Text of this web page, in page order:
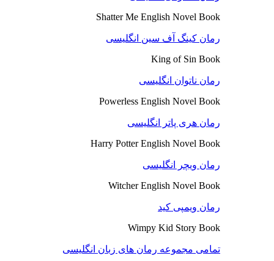
Shatter Me English Novel Book
رمان کینگ آف سین انگلیسی
King of Sin Book
رمان ناتوان انگلیسی
Powerless English Novel Book
رمان هری پاتر انگلیسی
Harry Potter English Novel Book
رمان ویچر انگلیسی
Witcher English Novel Book
رمان ویمپی کید
Wimpy Kid Story Book
تمامی مجموعه رمان های زبان انگلیسی